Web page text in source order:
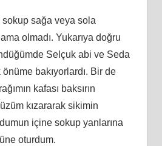
sokup sağa veya sola
olmadı. Yukarıya doğru
Selçuk abi ve Seda
bakıyorlardı. Bir de
kafası baksırın
kızararak sikimin
içine sokup yanlarına
oturdum.